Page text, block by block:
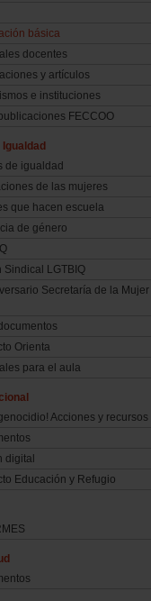
básica
docentes
y artículos
e instituciones
FECCOO
Igualdad
de igualdad
de las mujeres
que hacen escuela
de género
Sindical LGTBIQ
Secretaría de la
Orienta
para el aula
Acciones y
digital
Educación y Refugio